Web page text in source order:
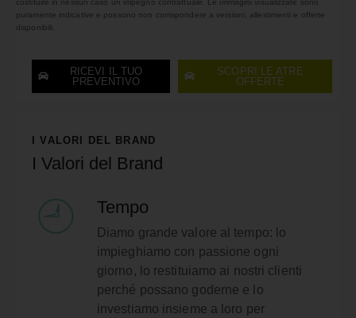
costituire in nessun caso un impegno contrattuale. Le immagini visualizzate sono
puramente indicative e possono non corrispondere a versioni, allestimenti e offerte
disponibili.
RICEVI IL TUO
PREVENTIVO
SCOPRI LE ATRE
OFFERTE
I VALORI DEL BRAND
I Valori del Brand
Tempo
Diamo grande valore al tempo: lo
impieghiamo con passione ogni
giorno, lo restituiamo ai nostri clienti
perché possano goderne e lo
investiamo insieme a loro per